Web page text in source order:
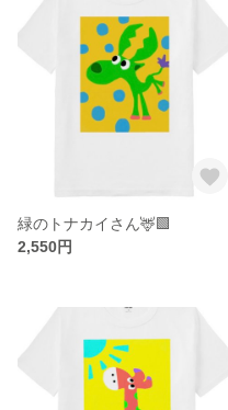
緑のトナカイさん🦌🟩
2,550円